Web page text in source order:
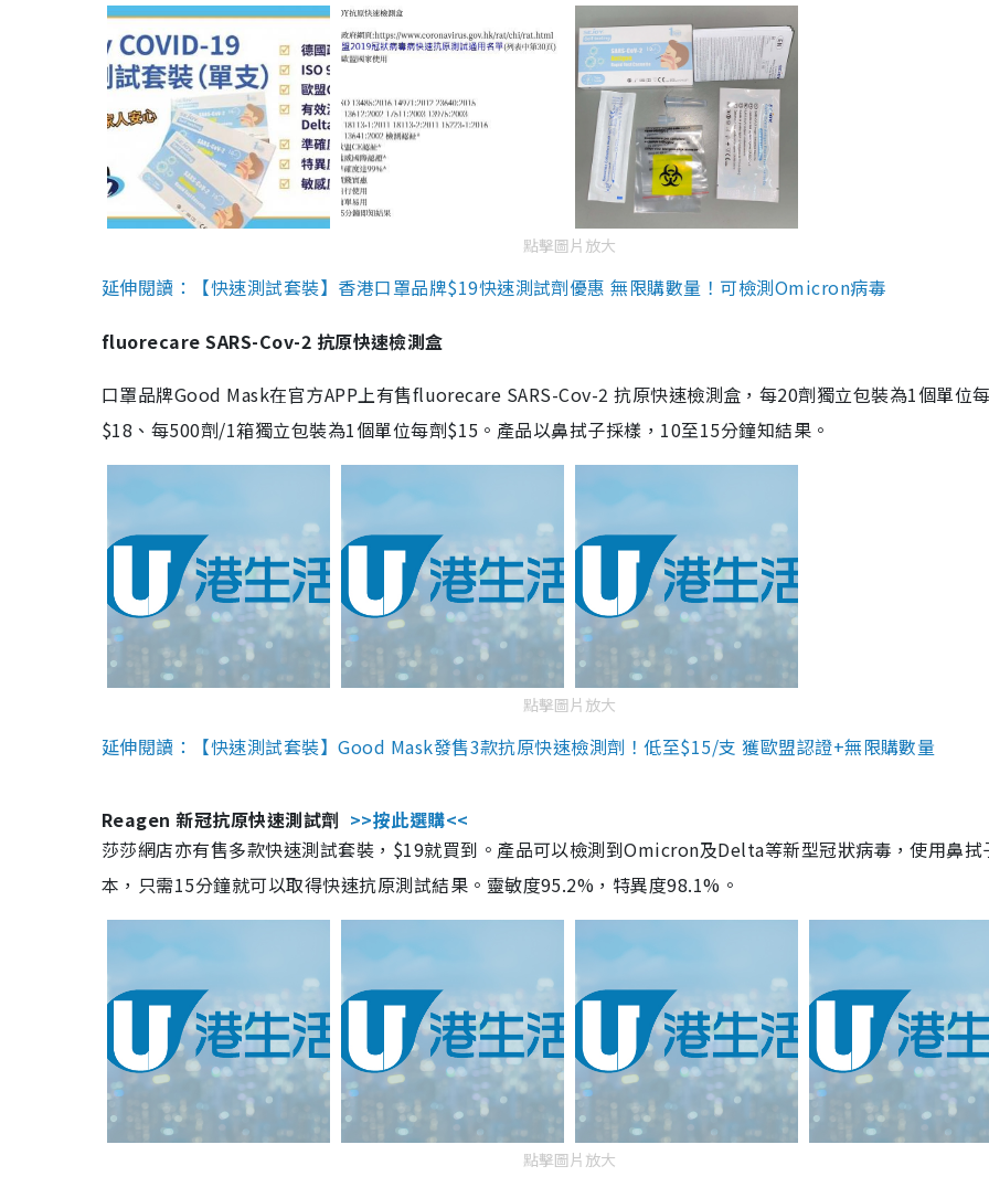
點擊圖片放大
延伸閱讀：【快速測試套裝】香港口罩品牌$19快速測試劑優惠 無限購數量！可檢測Omicron病毒
fluorecare SARS-Cov-2 抗原快速檢測盒
口罩品牌Good Mask在官方APP上有售fluorecare SARS-Cov-2 抗原快速檢測盒，每20劑獨立包裝為1個單位
$18、每500劑/1箱獨立包裝為1個單位每劑$15。產品以鼻拭子採樣，10至15分鐘知結果。
點擊圖片放大
延伸閱讀：【快速測試套裝】Good Mask發售3款抗原快速檢測劑！低至$15/支 獲歐盟認證+無限購數量
Reagen 新冠抗原快速測試劑 >>按此選購<<
莎莎網店亦有售多款快速測試套裝，$19就買到。產品可以檢測到Omicron及Delta等新型冠狀病毒，使用鼻拭
本，只需15分鐘就可以取得快速抗原測試結果。靈敏度95.2%，特異度98.1%。
點擊圖片放大